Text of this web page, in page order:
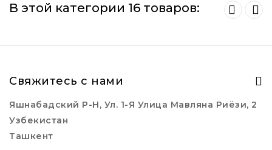
В этой категории 16 товаров:
Свяжитесь с нами
Яшнабадский Р-Н, Ул. 1-Я Улица Мавляна Риёзи, 2
Узбекистан
Ташкент